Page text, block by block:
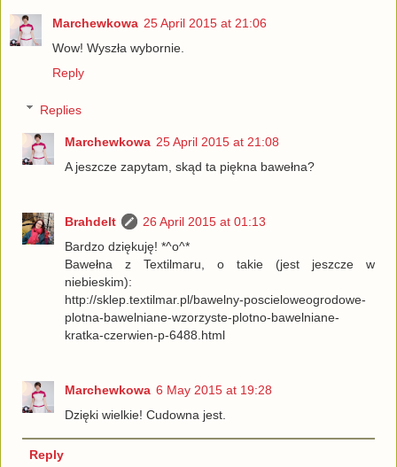
Marchewkowa 25 April 2015 at 21:06
Wow! Wyszła wybornie.
Reply
Replies
Marchewkowa 25 April 2015 at 21:08
A jeszcze zapytam, skąd ta piękna bawełna?
Brahdelt
26 April 2015 at 01:13
Bardzo dziękuję! *^o^*
Bawełna z Textilmaru, o takie (jest jeszcze w
niebieskim):
http://sklep.textilmar.pl/bawelny-poscieloweogrodowe-
plotna-bawelniane-wzorzyste-plotno-bawelniane-
kratka-czerwien-p-6488.html
Marchewkowa 6 May 2015 at 19:28
Dzięki wielkie! Cudowna jest.
Reply